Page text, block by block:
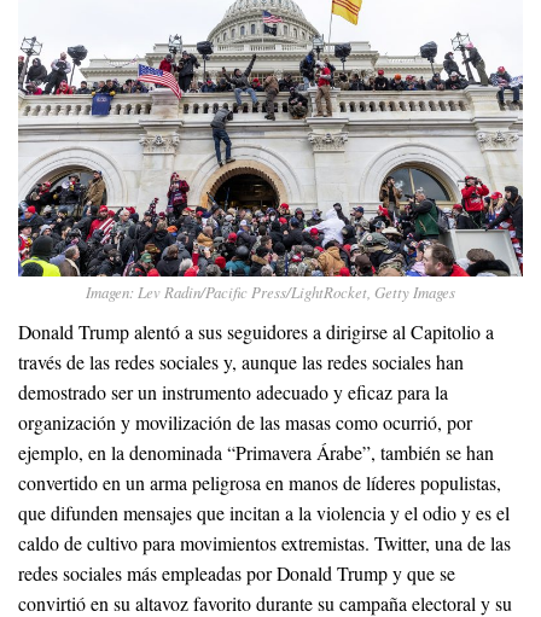
Imagen: Lev Radin/Pacific Press/LightRocket, Getty Images
Donald Trump alentó a sus seguidores a dirigirse al Capitolio a
través de las redes sociales y, aunque las redes sociales han
demostrado ser un instrumento adecuado y eficaz para la
organización y movilización de las masas como ocurrió, por
ejemplo, en la denominada “Primavera Árabe”, también se han
convertido en un arma peligrosa en manos de líderes populistas,
que difunden mensajes que incitan a la violencia y el odio y es el
caldo de cultivo para movimientos extremistas. Twitter, una de las
redes sociales más empleadas por Donald Trump y que se
convirtió en su altavoz favorito durante su campaña electoral y su